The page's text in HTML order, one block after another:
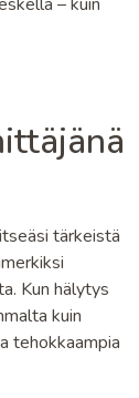
tärkeistä
Kun hälytys
kuin
tehokkaampia